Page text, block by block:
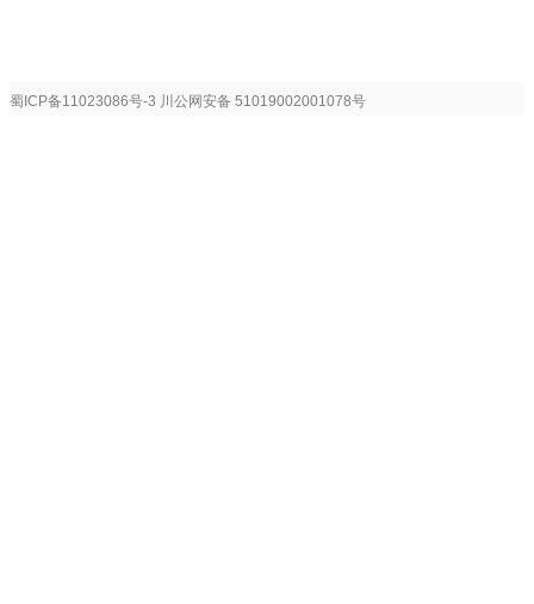
蜀ICP备11023086号-3 川公网安备 51019002001078号